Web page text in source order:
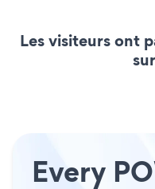
Les visiteurs ont
Every